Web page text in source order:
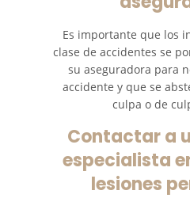
Es importante que los
clase de accidentes se
su aseguradora para
accidente y que se
culpa o de
Contactar a
especialista
lesiones